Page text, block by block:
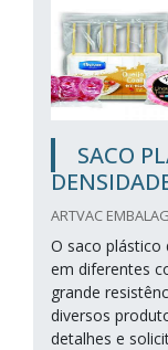
SACO
ARTVAC
O saco plástico
em diferentes
grande
diversos
detalhes e